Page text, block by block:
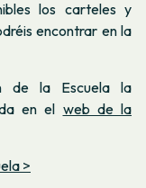
los carteles y
encontrar en la
de la Escuela la
en el web de la
>